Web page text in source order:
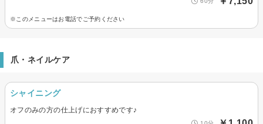
※このメニューはお電話でご予約ください
爪・ネイルケア
シャイニング
オフのみの方の仕上げにおすすめです♪